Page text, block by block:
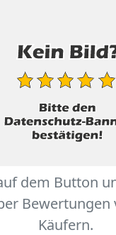
dem Button
Bewertungen
Käufern.